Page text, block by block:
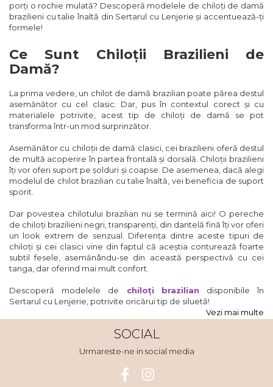
porți o rochie mulată? Descoperă modelele de chiloți de damă
brazilieni cu talie înaltă din Sertarul cu Lenjerie și accentuează-ți
formele!
Ce Sunt Chiloții Brazilieni de
Damă?
La prima vedere, un chilot de damă brazilian poate părea destul
asemănător cu cel clasic. Dar, pus în contextul corect și cu
materialele potrivite, acest tip de chiloți de damă se pot
transforma într-un mod surprinzător.
Asemănător cu chiloții de damă clasici, cei brazilieni oferă destul
de multă acoperire în partea frontală și dorsală. Chiloții brazilieni
îți vor oferi suport pe șolduri și coapse. De asemenea, dacă alegi
modelul de chilot brazilian cu talie înaltă, vei beneficia de suport
sporit.
Dar povestea chilotului brazilian nu se termină aici! O pereche
de chiloți brazilieni negri, transparenți, din dantelă fină îți vor oferi
un look extrem de senzual. Diferența dintre aceste tipuri de
chiloți și cei clasici vine din faptul că aceștia conturează foarte
subtil fesele, asemănându-se din această perspectivă cu cei
tanga, dar oferind mai mult confort.
Descoperă modelele de chiloți brazilian disponibile în
Sertarul cu Lenjerie, potrivite oricărui tip de siluetă!
Vezi mai multe
SOCIAL
Urmareste-ne in social media